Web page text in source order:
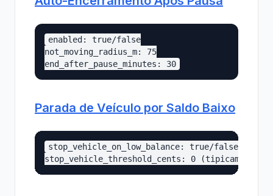
enabled: true/false
not_moving_radius_m: 75
Parada de Veículo por Saldo Baixo
stop_vehicle_on_low_balance: true/false